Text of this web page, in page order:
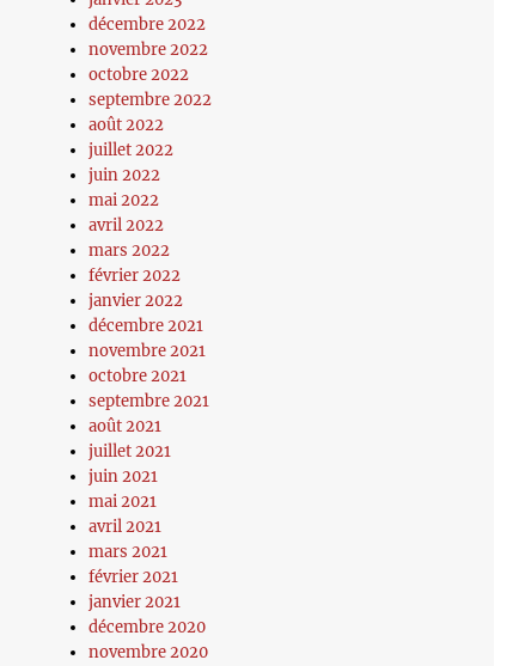
décembre 2022
novembre 2022
octobre 2022
septembre 2022
août 2022
juillet 2022
juin 2022
mai 2022
avril 2022
mars 2022
février 2022
janvier 2022
décembre 2021
novembre 2021
octobre 2021
septembre 2021
août 2021
juillet 2021
juin 2021
mai 2021
avril 2021
mars 2021
février 2021
janvier 2021
décembre 2020
novembre 2020